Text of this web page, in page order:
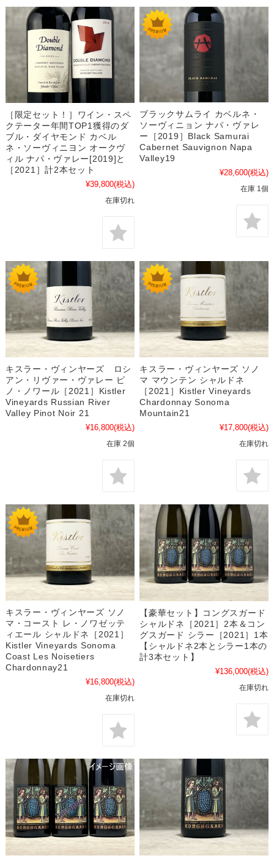
［限定セット！］ワイン・スペ
クテーター年間TOP1獲得のダ
ブル・ダイヤモンド カベル
ネ・ソーヴィニヨン オークヴ
ィル ナパ・ヴァレー[2019]と
［2021］計2本セット
¥39,800(税込)
在庫切れ
ブラックサムライ カベルネ・
ソーヴィニョン ナパ・ヴァレ
ー［2019］Black Samurai
Cabernet Sauvignon Napa
Valley19
¥28,600(税込)
在庫 1個
キスラー・ヴィンヤーズ ロシ
アン・リヴァー・ヴァレー ピ
ノ・ノワール［2021］Kistler
Vineyards Russian River
Valley Pinot Noir 21
¥16,800(税込)
在庫 2個
キスラー・ヴィンヤーズ ソノ
マ マウンテン シャルドネ
［2021］Kistler Vineyards
Chardonnay Sonoma
Mountain21
¥17,800(税込)
在庫切れ
キスラー・ヴィンヤーズ ソノ
マ・コースト レ・ノワゼッテ
ィエール シャルドネ［2021］
Kistler Vineyards Sonoma
Coast Les Noisetiers
Chardonnay21
¥16,800(税込)
在庫切れ
【豪華セット】コングスガード
シャルドネ［2021］2本＆コン
グスガード シラー［2021］1本
【シャルドネ2本とシラー1本の
計3本セット】
¥136,000(税込)
在庫切れ